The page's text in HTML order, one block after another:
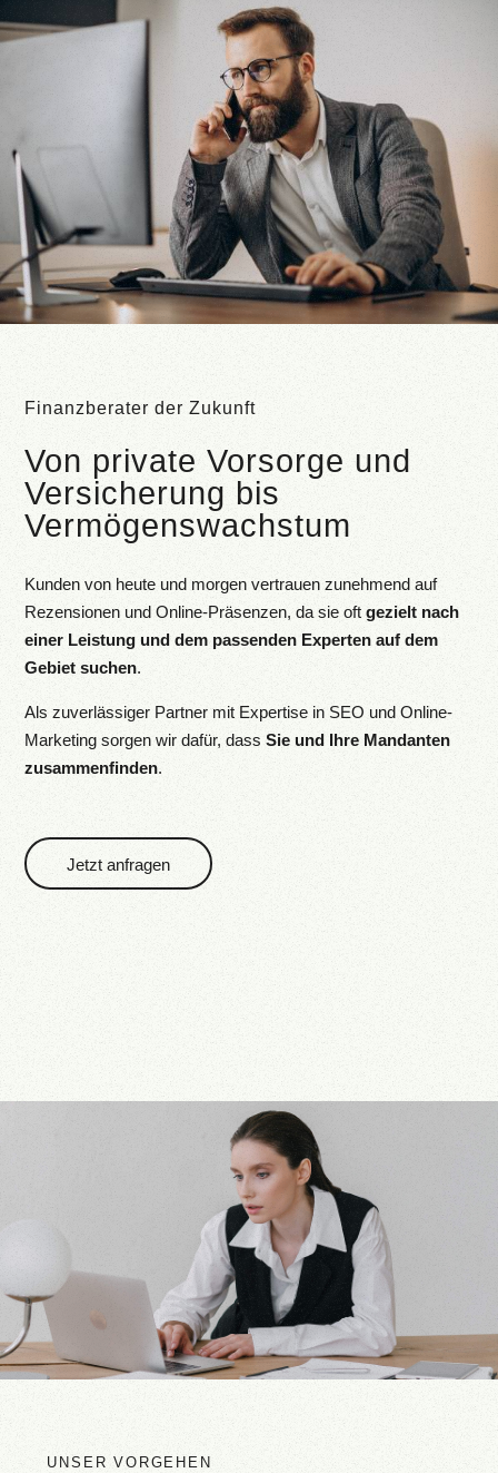
Finanzberater der Zukunft
Von private Vorsorge und
Versicherung bis
Vermögenswachstum
Kunden von heute und morgen vertrauen zunehmend auf
Rezensionen und Online-Präsenzen, da sie oftgezielt nach
einer Leistung und dem passenden Experten auf dem
Gebiet suchen.
Als zuverlässiger Partner mit Expertise in SEO und Online-
Marketing sorgen wir dafür, dassSie und Ihre Mandanten
zusammenfinden.
Jetzt anfragen
UNSER VORGEHEN